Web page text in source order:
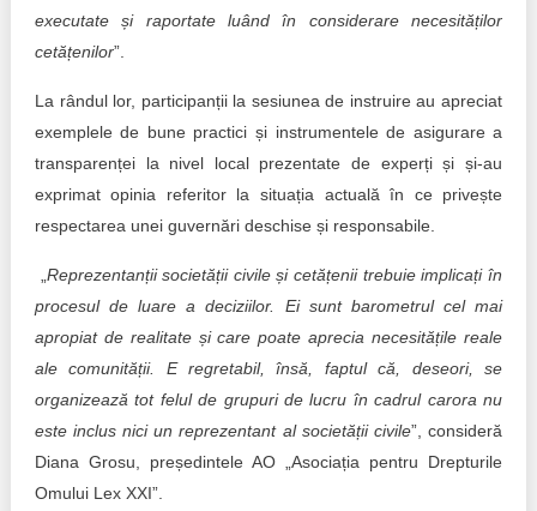
executate și raportate luând în considerare necesităților
cetățenilor”.
La rândul lor, participanții la sesiunea de instruire au apreciat
exemplele de bune practici și instrumentele de asigurare a
transparenței la nivel local prezentate de experți și și-au
exprimat opinia referitor la situația actuală în ce privește
respectarea unei guvernări deschise și responsabile.
Reprezentanții societății civile și cetățenii trebuie implicați în
procesul de luare a deciziilor. Ei sunt barometrul cel mai
apropiat de realitate și care poate aprecia necesitățile reale
ale comunității. E regretabil, însă, faptul că, deseori, se
organizează tot felul de grupuri de lucru în cadrul carora nu
este inclus nici un reprezentant al societății civile”, consideră
Diana Grosu, președintele AO „Asociația pentru Drepturile
Omului Lex XXI”.